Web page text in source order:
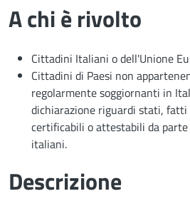
A chi è rivolto
Cittadini Italiani o dell'Unione
Cittadini di Paesi non
regolarmente soggiornanti in
dichiarazione riguardi stati, fatti
certificabili o attestabili da
italiani.
Descrizione